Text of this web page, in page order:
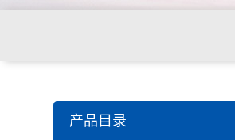
产品目录